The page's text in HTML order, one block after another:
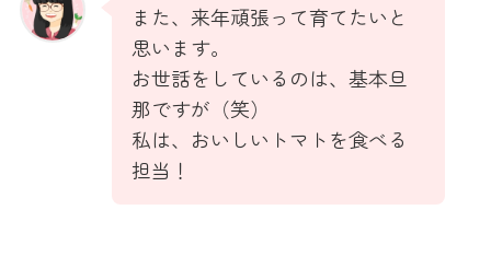
また、来年頑張って育てたいと
思います。
お世話をしているのは、基本旦
那ですが（笑）
私は、おいしいトマトを食べる
担当！